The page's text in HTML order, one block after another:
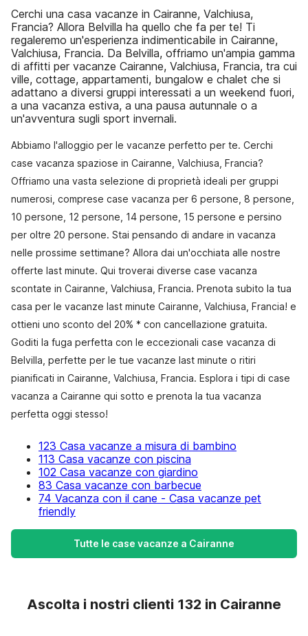
Cerchi una casa vacanze in Cairanne, Valchiusa,
Francia? Allora Belvilla ha quello che fa per te! Ti
regaleremo un'esperienza indimenticabile in Cairanne,
Valchiusa, Francia. Da Belvilla, offriamo un'ampia gamma
di affitti per vacanze Cairanne, Valchiusa, Francia, tra cui
ville, cottage, appartamenti, bungalow e chalet che si
adattano a diversi gruppi interessati a un weekend fuori,
a una vacanza estiva, a una pausa autunnale o a
un'avventura sugli sport invernali.
Abbiamo l'alloggio per le vacanze perfetto per te. Cerchi
case vacanza spaziose in Cairanne, Valchiusa, Francia?
Offriamo una vasta selezione di proprietà ideali per gruppi
numerosi, comprese case vacanza per 6 persone, 8 persone,
10 persone, 12 persone, 14 persone, 15 persone e persino
per oltre 20 persone. Stai pensando di andare in vacanza
nelle prossime settimane? Allora dai un'occhiata alle nostre
offerte last minute. Qui troverai diverse case vacanza
scontate in Cairanne, Valchiusa, Francia. Prenota subito la tua
casa per le vacanze last minute Cairanne, Valchiusa, Francia! e
ottieni uno sconto del 20% * con cancellazione gratuita.
Goditi la fuga perfetta con le eccezionali case vacanza di
Belvilla, perfette per le tue vacanze last minute o ritiri
pianificati in Cairanne, Valchiusa, Francia. Esplora i tipi di case
vacanza a Cairanne qui sotto e prenota la tua vacanza
perfetta oggi stesso!
123 Casa vacanze a misura di bambino
113 Casa vacanze con piscina
102 Casa vacanze con giardino
83 Casa vacanze con barbecue
74 Vacanza con il cane - Casa vacanze pet
friendly
Tutte le case vacanze a Cairanne
Ascolta i nostri clienti 132 in Cairanne